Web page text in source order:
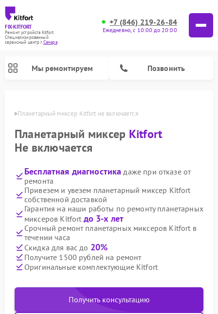
FIX-KITFORT
Ремонт устройств Kitfort
Специализированный
cервисный центр г.Самара
+7 (846) 219-26-84
Ежедневно, с 10:00 до 20:00
Мы ремонтируем Позвонить
Планетарный миксер Kitfort не включается
Планетарный миксер Kitfort
Не включается
Бесплатная диагностика даже при отказе от
ремонта
Привезем и увезем планетарный миксер Kitfort
собственной доставкой
Гарантия на наши работы по ремонту планетарных
миксеров Kitfort до 3-х лет
Срочный ремонт планетарных миксеров Kitfort в
течении часа
Скидка для вас до 20%
Получите 1500 рублей на ремонт
Оригинальные комплектующие Kitfort
Получить консультацию